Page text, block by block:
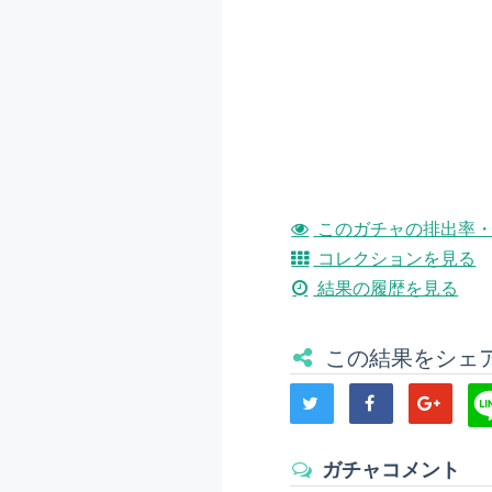
このガチャの排出率
コレクションを見る
結果の履歴を見る
この結果をシェ
ガチャコメント